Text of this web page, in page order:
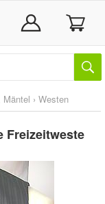
› Westen
Freizeitweste